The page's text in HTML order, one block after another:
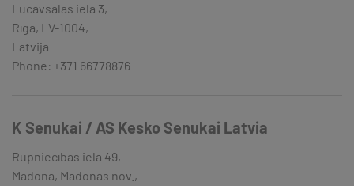
Lucavsalas iela 3,
Rīga, LV-1004,
Latvija
Phone: +371 66778876
K Senukai / AS Kesko Senukai Latvia
Rūpniecības iela 49,
Madona, Madonas nov.,